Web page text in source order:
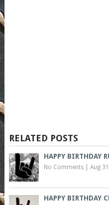
RELATED POSTS
HAPPY BIRTHDAY
No Comments| Aug
HAPPY BIRTHDAY